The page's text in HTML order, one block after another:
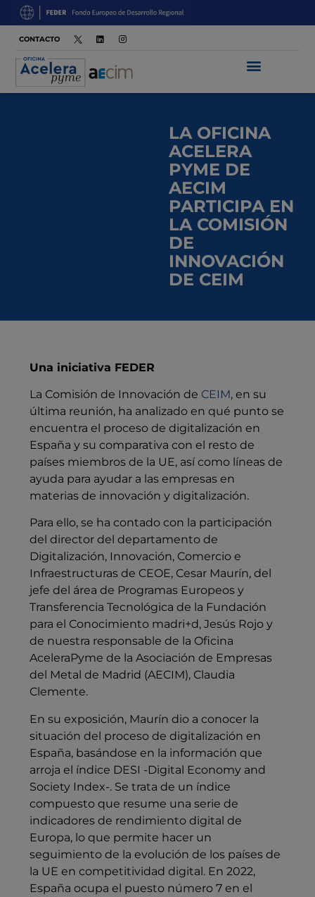
CONTACTO
LA OFICINA
ACELERA
PYME DE
AECIM
PARTICIPA EN
LA COMISIÓN
DE
INNOVACIÓN
DE CEIM
Una iniciativa FEDER
La Comisión de Innovación de CEIM, en su
última reunión, ha analizado en qué punto se
encuentra el proceso de digitalización en
España y su comparativa con el resto de
países miembros de la UE, así como líneas de
ayuda para ayudar a las empresas en
materias de innovación y digitalización.
Para ello, se ha contado con la participación
del director del departamento de
Digitalización, Innovación, Comercio e
Infraestructuras de CEOE, Cesar Maurín, del
jefe del área de Programas Europeos y
Transferencia Tecnológica de la Fundación
para el Conocimiento madri+d, Jesús Rojo y
de nuestra responsable de la Oficina
AceleraPyme de la Asociación de Empresas
del Metal de Madrid (AECIM), Claudia
Clemente.
En su exposición, Maurín dio a conocer la
situación del proceso de digitalización en
España, basándose en la información que
arroja el índice DESI -Digital Economy and
Society Index-. Se trata de un índice
compuesto que resume una serie de
indicadores de rendimiento digital de
Europa, lo que permite hacer un
seguimiento de la evolución de los países de
la UE en competitividad digital. En 2022,
España ocupa el puesto número 7 en el